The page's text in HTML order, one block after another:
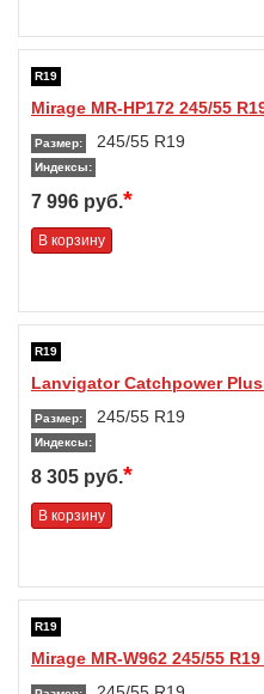
R19
Mirage MR-HP172 245/55
Размер: 245/55 R19
Индексы:
7 996 руб.*
В корзину
R19
Lanvigator Catchpower Plus
Размер: 245/55 R19
Индексы:
8 305 руб.*
В корзину
R19
Mirage MR-W962 245/55 R19